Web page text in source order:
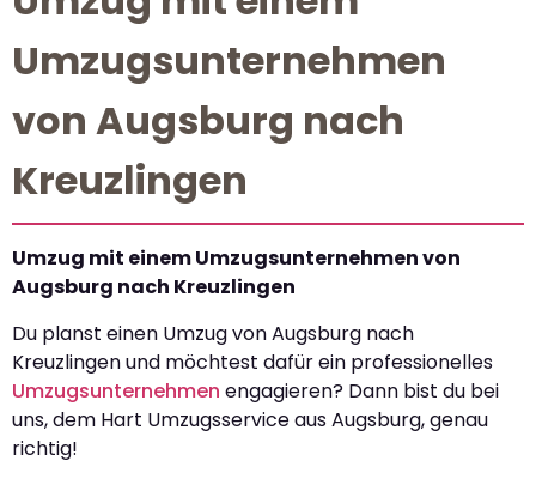
Umzugsunternehmen
von Augsburg nach
Kreuzlingen
Umzug mit einem Umzugsunternehmen von
Augsburg nach Kreuzlingen
Du planst einen Umzug von Augsburg nach
Kreuzlingen und möchtest dafür ein professionelles
Umzugsunternehmen engagieren? Dann bist du bei
uns, dem Hart Umzugsservice aus Augsburg, genau
richtig!